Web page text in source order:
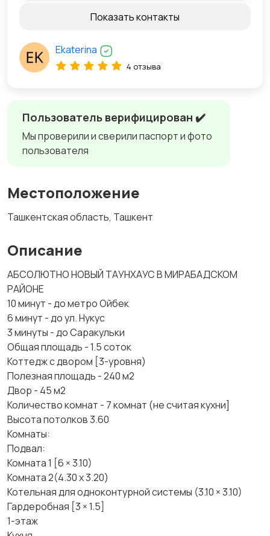
Пользователь верифицирован ✔️
Мы проверили и сверили паспорт и фото
пользователя
Местоположение
Ташкентская область, Ташкент
Описание
АБСОЛЮТНО НОВЫЙ ТАУНХАУС В МИРАБАДСКОМ
РАЙОНЕ
10 минут - до метро Ойбек
6 минут - до ул. Нукус
3 минуты - до Саракульки
Общая площадь - 1.5 соток
Коттедж с двором [3-уровня)
Полезная площадь - 240 м2
Двор - 45 м2
Количество комнат - 7 комнат (не считая кухни]
Высота потолков 3.60
Комнаты:
Подвал:
Комната 1 [6 × 3.10)
Комната 2(4.30 x 3.20)
Котельная для одноконтурной системы (3.10 × 3.10)
Гардеробная [3 × 1.5]
1-этаж
Показать контакты
Ekaterina
4 отзыва